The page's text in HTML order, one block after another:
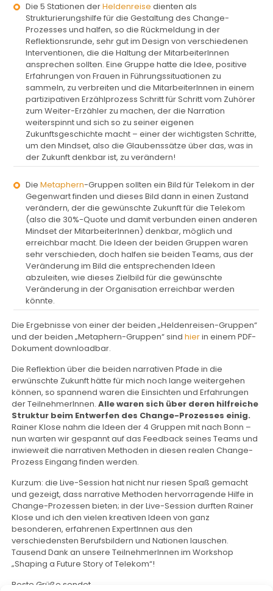
Die 5 Stationen derHeldenreise dienten als
Strukturierungshilfe für die Gestaltung des Change-
Prozesses und halfen, so die Rückmeldung in der
Reflektionsrunde, sehr gut im Design von verschiedenen
Interventionen, die die Haltung der MitarbeiterInnen
ansprechen sollten. Eine Gruppe hatte die Idee, positive
Erfahrungen von Frauen in Führungssituationen zu
sammeln, zu verbreiten und die MitarbeiterInnen in einem
partizipativen Erzählprozess Schritt für Schritt vom Zuhörer
zum Weiter-Erzähler zu machen, der die Narration
weiterspinnt und sich so zu seiner eigenen
Zukunftsgeschichte macht – einer der wichtigsten Schritte,
um den Mindset, also die Glaubenssätze über das, was in
der Zukunft denkbar ist, zu verändern!
DieMetaphern-Gruppen sollten ein Bild für Telekom in der
Gegenwart finden und dieses Bild dann in einen Zustand
verändern, der die gewünschte Zukunft für die Telekom
(also die 30%-Quote und damit verbunden einen anderen
Mindset der MitarbeiterInnen) denkbar, möglich und
erreichbar macht. Die Ideen der beiden Gruppen waren
sehr verschieden, doch halfen sie beiden Teams, aus der
Veränderung im Bild die entsprechenden Ideen
abzuleiten, wie dieses Zielbild für die gewünschte
Veränderung in der Organisation erreichbar werden
könnte.
Die Ergebnisse von einer der beiden „Heldenreisen-Gruppen“
und der beiden „Metaphern-Gruppen“ sindhierin einem PDF-
Dokument downloadbar.
Die Reflektion über die beiden narrativen Pfade in die
erwünschte Zukunft hätte für mich noch lange weitergehen
können, so spannend waren die Einsichten und Erfahrungen
der TeilnehmerInnen.Alle waren sich über deren hilfreiche
Struktur beim Entwerfen des Change-Prozesses einig.
Rainer Klose nahm die Ideen der 4 Gruppen mit nach Bonn –
nun warten wir gespannt auf das Feedback seines Teams und
inwieweit die narrativen Methoden in diesen realen Change-
Prozess Eingang finden werden.
Kurzum: die Live-Session hat nicht nur riesen Spaß gemacht
und gezeigt, dass narrative Methoden hervorragende Hilfe in
Change-Prozessen bieten; in der Live-Session durften Rainer
Klose und ich den vielen kreativen Ideen von ganz
besonderen, erfahrenen ExpertInnen aus den
verschiedensten Berufsbildern und Nationen lauschen.
Tausend Dank an unsere TeilnehmerInnen im Workshop
„Shaping a Future Story of Telekom“!
Beste Grüße sendet